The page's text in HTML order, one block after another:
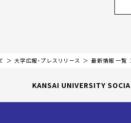
大学広報・プレスリリース 最新情報 一覧
KANSAI UNIVERSITY